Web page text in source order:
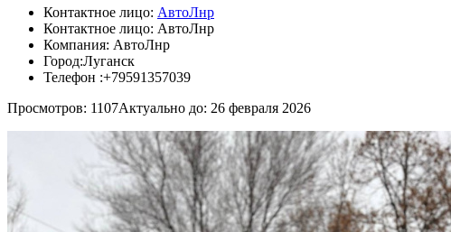
Контактное лицо: АвтоЛнр
Контактное лицо: АвтоЛнр
Компания: АвтоЛнр
Город:Луганск
Телефон :+79591357039
Просмотров: 1107Актуально до: 26 февраля 2026